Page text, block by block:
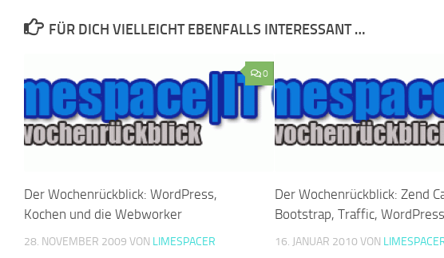
FÜR DICH VIELLEICHT EBENFALLS INTERESSANT …
0
Der Wochenrückblick: WordPress,
Kochen und die Webworker
28. NOVEMBER 2009 VON LIMESPACER
Der Wochenrückblick: Zend
Bootstrap, Traffic,
16. JANUAR 2010 VON